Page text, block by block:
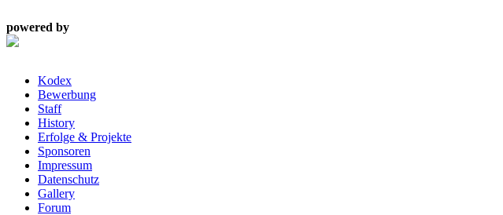
powered by
Kodex
Bewerbung
Staff
History
Erfolge & Projekte
Sponsoren
Impressum
Datenschutz
Gallery
Forum